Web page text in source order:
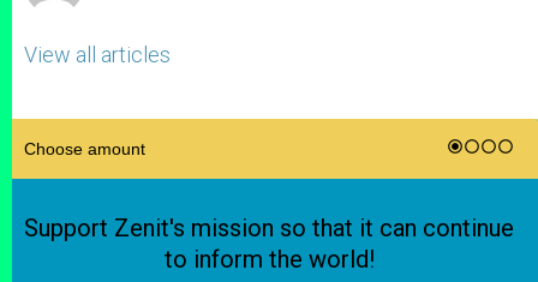
View all articles